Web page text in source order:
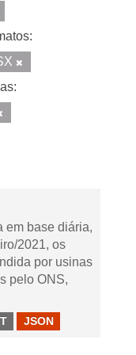
em base diária,
2021, os
por usinas
pelo ONS,
JSON